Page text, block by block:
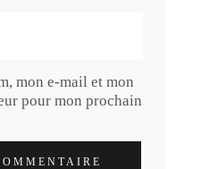
mon e-mail et mon
pour mon prochain